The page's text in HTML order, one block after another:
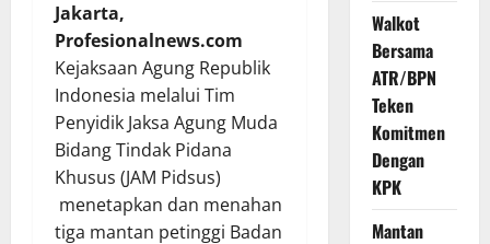
Jakarta,
Profesionalnews.com
Kejaksaan Agung Republik
Indonesia melalui Tim
Penyidik ​​Jaksa Agung Muda
Bidang Tindak Pidana
Khusus (JAM Pidsus)
menetapkan dan menahan
tiga mantan petinggi Badan
Walkot
Bersama
ATR/BPN
Teken
Komitmen
Dengan
KPK
Mantan